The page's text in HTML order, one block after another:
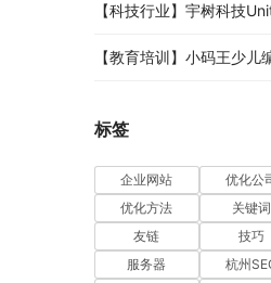
【科技行业】宇树科技
【教育培训】小码王少儿
标签
企业网站 优化公
优化方法
关键词
友链
技巧
服务器
杭州